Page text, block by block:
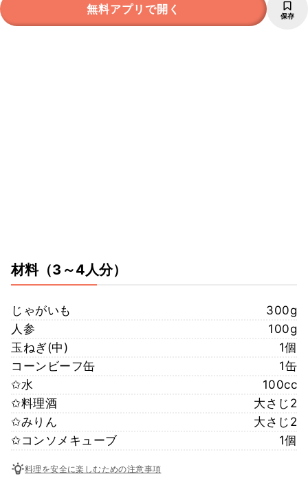
無料アプリで開く 保存
材料（3～4人分）
じゃがいも
300g
人参
100g
玉ねぎ(中)
1個
コーンビーフ缶
1缶
✩水
100cc
✩料理酒
大さじ2
✩みりん
大さじ2
✩コンソメキューブ
1個
料理を安全に楽しむための注意事項